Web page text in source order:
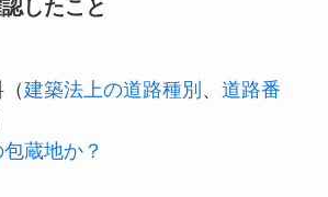
したこと
建築法上の道路種別 、 道路番
蔵地か？